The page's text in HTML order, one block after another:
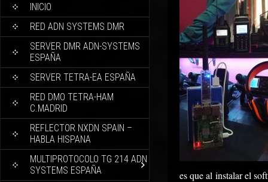
INICIO
RED ADN SYSTEMS DMR
SERVER DMR ADN-SYSTEMS
ESPAÑA
SERVER TETRA-EA ESPAÑA
RED DMO TETRA-HAM
C.MADRID
REFLECTOR NXDN SPAIN –
HABLA HISPANA
MULTIPROTOCOLO TG 214 ADN
SYSTEMS ESPAÑA
es que al instalar el